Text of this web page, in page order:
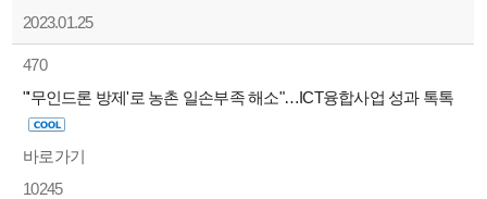
2023.01.25
470
"'무인드론 방제'로 농촌 일손부족 해소"…ICT융합사업 성과 톡톡
바로가기
10245